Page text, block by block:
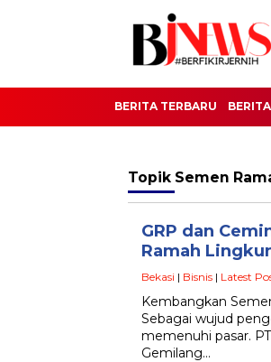
BERITA TERBARU
Topik Semen
GRP dan
Ramah
Bekasi | Bisnis | Latest
Kembangkan
Sebagai wujud
memenuhi pasar.
Gemilang…